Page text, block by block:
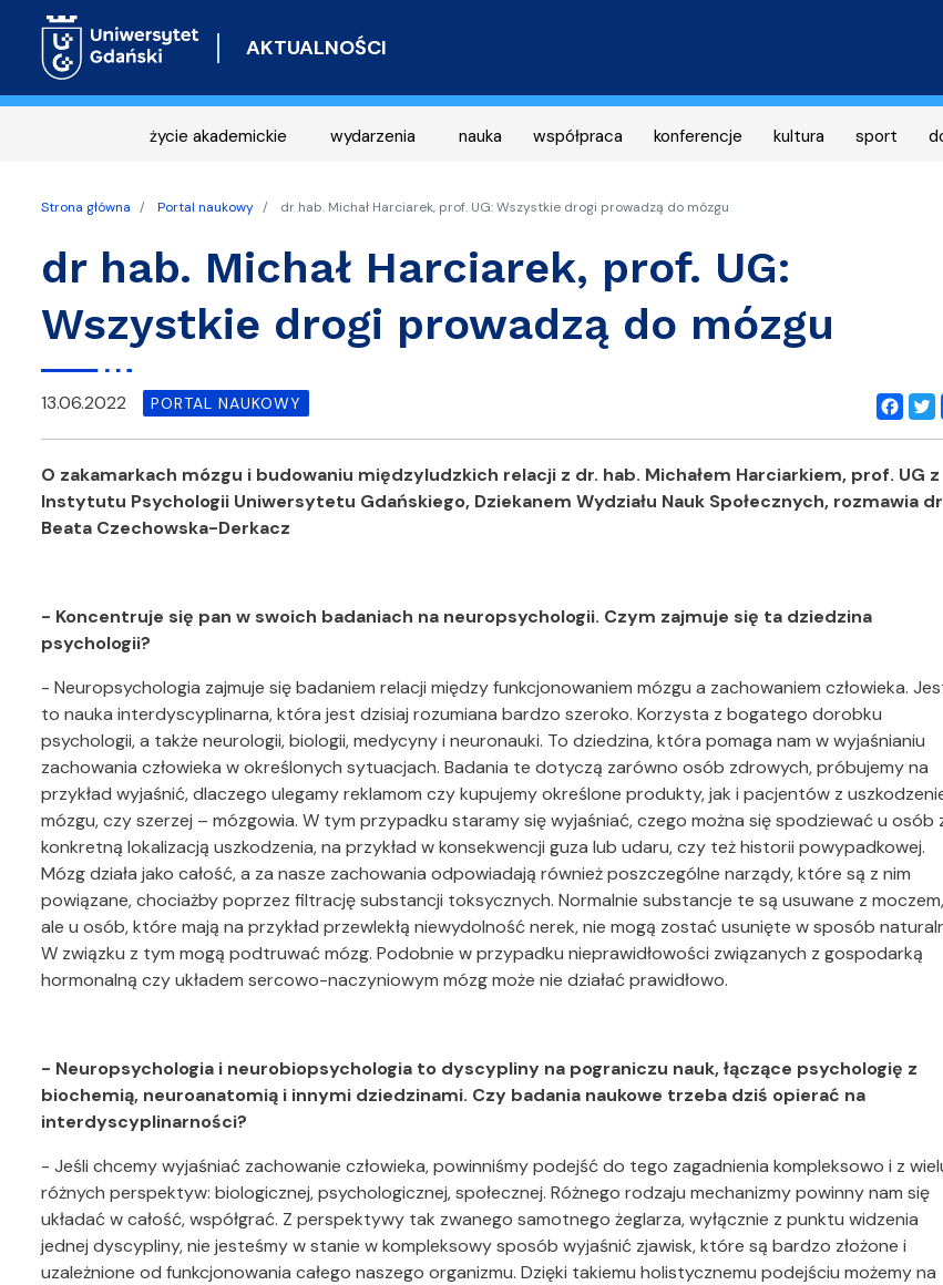
AKTUALNOŚCI
życie akademickie wydarzenia nauka współpraca konferencje kultura sport
Strona główna Portal naukowy dr hab. Michał Harciarek, prof. UG: Wszystkie drogi prowadzą do mózgu
dr hab. Michał Harciarek, prof. UG:
Wszystkie drogi prowadzą do mózgu
13.06.2022 PORTAL NAUKOWY
O zakamarkach mózgu i budowaniu międzyludzkich relacji z dr. hab. Michałem Harciarkiem, prof. UG z
Instytutu Psychologii Uniwersytetu Gdańskiego, Dziekanem Wydziału Nauk Społecznych, rozmawia dr
Beata Czechowska-Derkacz
- Koncentruje się pan w swoich badaniach na neuropsychologii. Czym zajmuje się ta dziedzina
psychologii?
- Neuropsychologia zajmuje się badaniem relacji między funkcjonowaniem mózgu a zachowaniem człowieka.
to nauka interdyscyplinarna, która jest dzisiaj rozumiana bardzo szeroko. Korzysta z bogatego dorobku
psychologii, a także neurologii, biologii, medycyny i neuronauki. To dziedzina, która pomaga nam w wyjaśnianiu
zachowania człowieka w określonych sytuacjach. Badania te dotyczą zarówno osób zdrowych, próbujemy na
przykład wyjaśnić, dlaczego ulegamy reklamom czy kupujemy określone produkty, jak i pacjentów z
mózgu, czy szerzej – mózgowia. W tym przypadku staramy się wyjaśniać, czego można się spodziewać u osób
konkretną lokalizacją uszkodzenia, na przykład w konsekwencji guza lub udaru, czy też historii powypadkowej.
Mózg działa jako całość, a za nasze zachowania odpowiadają również poszczególne narządy, które są z nim
powiązane, chociażby poprzez filtrację substancji toksycznych. Normalnie substancje te są usuwane z moczem,
ale u osób, które mają na przykład przewlekłą niewydolność nerek, nie mogą zostać usunięte w sposób
W związku z tym mogą podtruwać mózg. Podobnie w przypadku nieprawidłowości związanych z gospodarką
hormonalną czy układem sercowo-naczyniowym mózg może nie działać prawidłowo.
- Neuropsychologia i neurobiopsychologia to dyscypliny na pograniczu nauk, łączące psychologię z
biochemią, neuroanatomią i innymi dziedzinami. Czy badania naukowe trzeba dziś opierać na
interdyscyplinarności?
- Jeśli chcemy wyjaśniać zachowanie człowieka, powinniśmy podejść do tego zagadnienia kompleksowo i z
różnych perspektyw: biologicznej, psychologicznej, społecznej. Różnego rodzaju mechanizmy powinny nam się
układać w całość, współgrać. Z perspektywy tak zwanego samotnego żeglarza, wyłącznie z punktu widzenia
jednej dyscypliny, nie jesteśmy w stanie w kompleksowy sposób wyjaśnić zjawisk, które są bardzo złożone i
uzależnione od funkcjonowania całego naszego organizmu. Dzięki takiemu holistycznemu podejściu możemy na